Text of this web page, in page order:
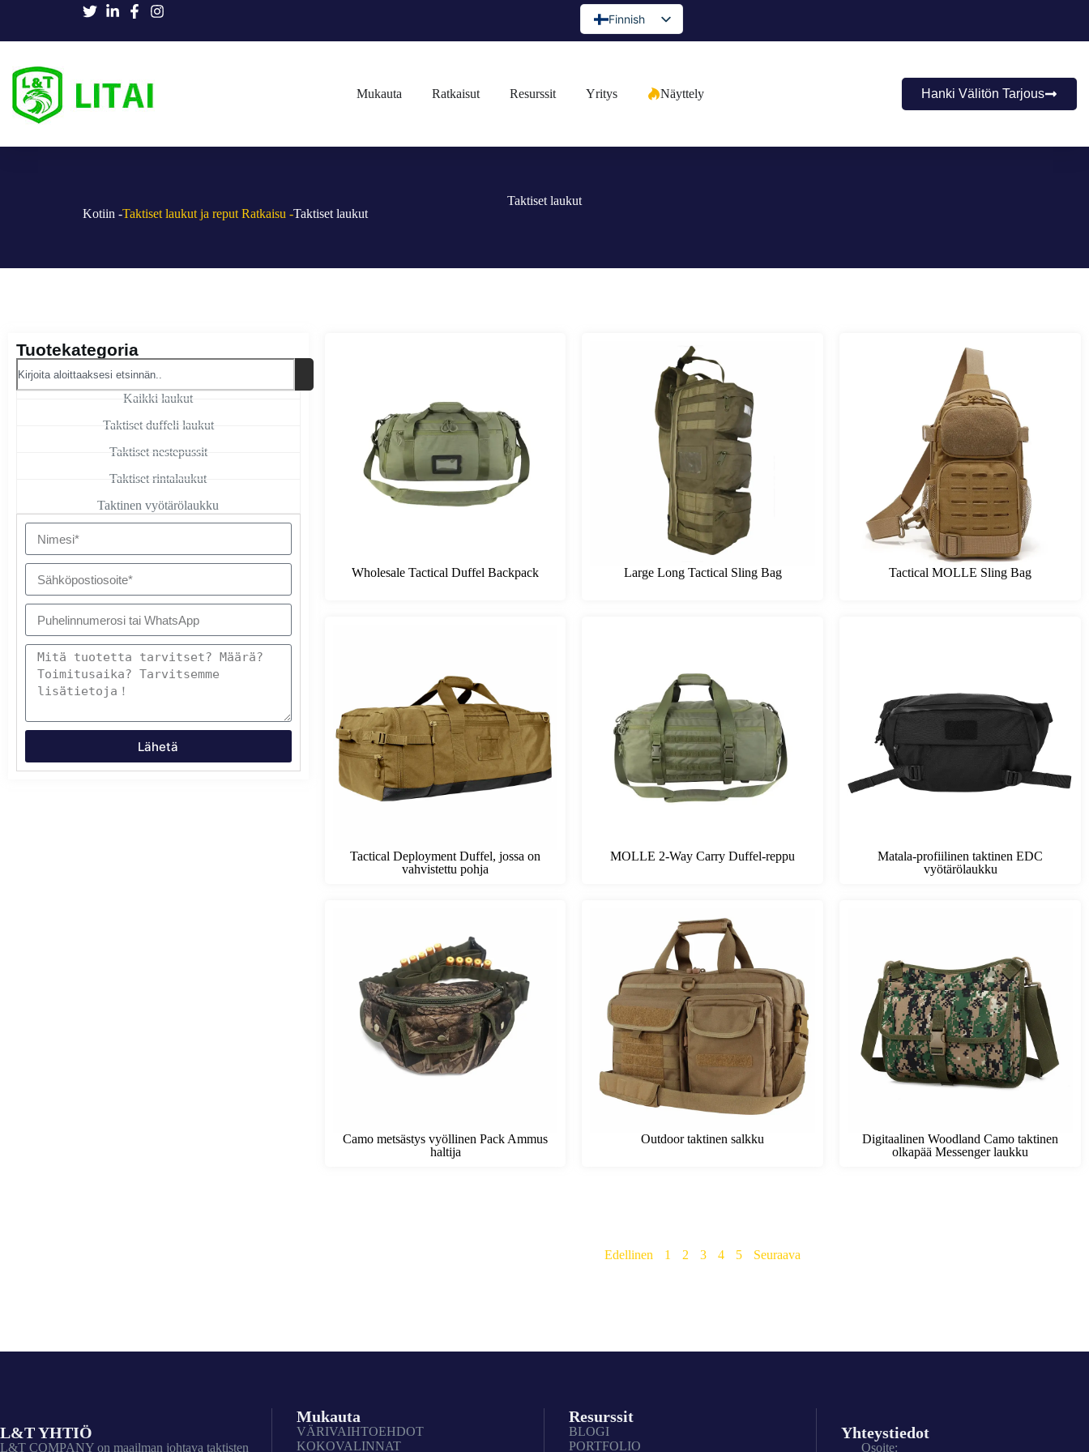
Finnish
English
Portuguese
Indonesian
Mukauta Ratkaisut Resurssit Yritys Näyttely Hanki Välitön Tarjous
Taktiset laukut
Kotiin -Taktiset laukut ja reput Ratkaisu -Taktiset laukut
Tuotekategoria
Kaikki laukut
Taktiset duffeli laukut
Taktiset nestepussit
Taktiset rintalaukut
Taktinen vyötärölaukku
Lähetä
Wholesale Tactical Duffel Backpack Large Long Tactical Sling Bag Tactical MOLLE Sling Bag
Tactical Deployment Duffel, jossa on
vahvistettu pohja
MOLLE 2-Way Carry Duffel-reppu
Matala-profiilinen taktinen EDC
vyötärölaukku
Camo metsästys vyöllinen Pack Ammus
haltija
Outdoor taktinen salkku
Digitaalinen Woodland Camo taktinen
olkapää Messenger laukku
Edellinen 1 2 3 4 5 Seuraava
L&T YHTIÖ
L&T COMPANY on maailman johtava taktisten
Mukauta
VÄRIVAIHTOEHDOT
KOKOVALINNAT
Resurssit
BLOGI
PORTFOLIO
Yhteystiedot
Osoite: